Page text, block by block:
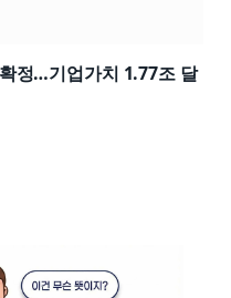
정…기업가치 1.77조 달